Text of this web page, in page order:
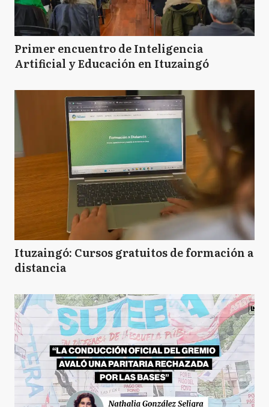
Primer encuentro de Inteligencia
Artificial y Educación en Ituzaingó
Ituzaingó: Cursos gratuitos de formación a
distancia